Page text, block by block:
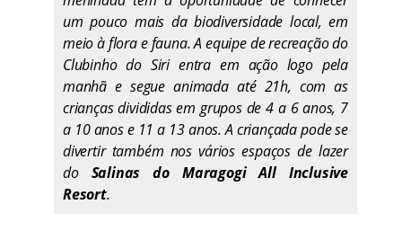
um pouco mais da biodiversidade local, em
meio à flora e fauna. A equipe de recreação do
Clubinho do Siri entra em ação logo pela
manhã e segue animada até 21h, com as
crianças divididas em grupos de 4 a 6 anos, 7
a 10 anos e 11 a 13 anos. A criançada pode se
divertir também nos vários espaços de lazer
do Salinas do Maragogi All Inclusive
Resort.